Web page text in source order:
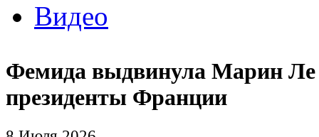
Видео
Фемида выдвинула Марин
президенты Франции